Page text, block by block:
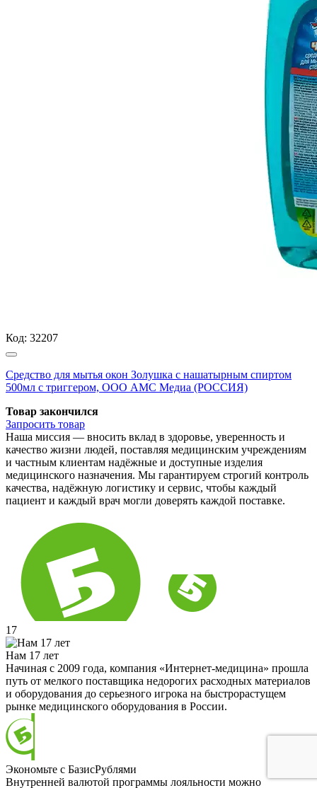
Код: 32207
Средство для мытья окон Золушка с нашатырным спиртом
500мл с триггером, ООО АМС Медиа (РОССИЯ)
Товар закончился
Запросить товар
Наша миссия — вносить вклад в здоровье, уверенность и
качество жизни людей, поставляя медицинским учреждениям
и частным клиентам надёжные и доступные изделия
медицинского назначения. Мы гарантируем строгий контроль
качества, надёжную логистику и сервис, чтобы каждый
пациент и каждый врач могли доверять каждой поставке.
17
Нам 17 лет
Начиная с 2009 года, компания «Интернет-медицина» прошла
путь от мелкого поставщика недорогих расходных материалов
и оборудования до серьезного игрока на быстрорастущем
рынке медицинского оборудования в России.
Экономьте с БазисРублями
Внутренней валютой программы лояльности можно